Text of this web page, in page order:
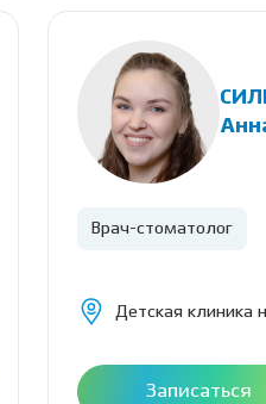
Врач-стоматолог
Детская клиника
Записаться